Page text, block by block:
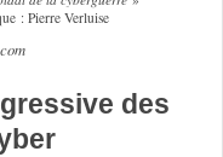
: Pierre Verluise
des